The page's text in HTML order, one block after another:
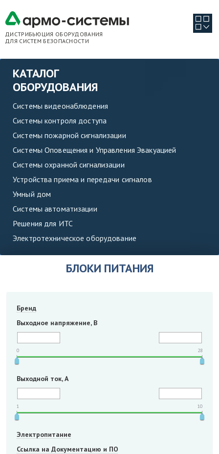
ДИСТРИБЬЮЦИЯ ОБОРУДОВАНИЯ
ДЛЯ СИСТЕМ БЕЗОПАСНОСТИ
КАТАЛОГ
ОБОРУДОВАНИЯ
Системы видеонаблюдения
Системы контроля доступа
Системы пожарной сигнализации
Системы Оповещения и Управления Эвакуацией
Системы охранной сигнализации
Устройства приема и передачи сигналов
Умный дом
Системы автоматизации
Решения для ИТС
Электротехническое оборудование
БЛОКИ ПИТАНИЯ
Бренд
Выходное напряжение, В
0 28
Выходной ток, А
1 10
Электропитание
Ссылка на Документацию и ПО